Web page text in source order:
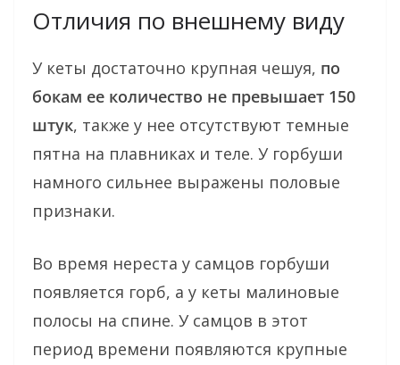
Отличия по внешнему виду
У кеты достаточно крупная чешуя, по
бокам ее количество не превышает 150
штук, также у нее отсутствуют темные
пятна на плавниках и теле. У горбуши
намного сильнее выражены половые
признаки.
Во время нереста у самцов горбуши
появляется горб, а у кеты малиновые
полосы на спине. У самцов в этот
период времени появляются крупные